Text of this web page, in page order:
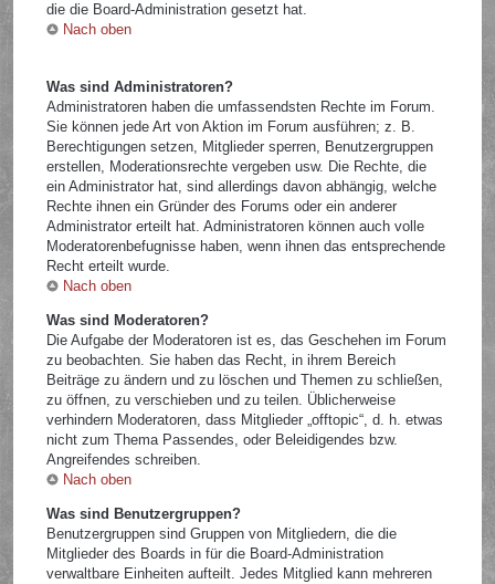
die die Board-Administration gesetzt hat.
Nach oben
Was sind Administratoren?
Administratoren haben die umfassendsten Rechte im Forum.
Sie können jede Art von Aktion im Forum ausführen; z. B.
Berechtigungen setzen, Mitglieder sperren, Benutzergruppen
erstellen, Moderationsrechte vergeben usw. Die Rechte, die
ein Administrator hat, sind allerdings davon abhängig, welche
Rechte ihnen ein Gründer des Forums oder ein anderer
Administrator erteilt hat. Administratoren können auch volle
Moderatorenbefugnisse haben, wenn ihnen das entsprechende
Recht erteilt wurde.
Nach oben
Was sind Moderatoren?
Die Aufgabe der Moderatoren ist es, das Geschehen im Forum
zu beobachten. Sie haben das Recht, in ihrem Bereich
Beiträge zu ändern und zu löschen und Themen zu schließen,
zu öffnen, zu verschieben und zu teilen. Üblicherweise
verhindern Moderatoren, dass Mitglieder „offtopic“, d. h. etwas
nicht zum Thema Passendes, oder Beleidigendes bzw.
Angreifendes schreiben.
Nach oben
Was sind Benutzergruppen?
Benutzergruppen sind Gruppen von Mitgliedern, die die
Mitglieder des Boards in für die Board-Administration
verwaltbare Einheiten aufteilt. Jedes Mitglied kann mehreren